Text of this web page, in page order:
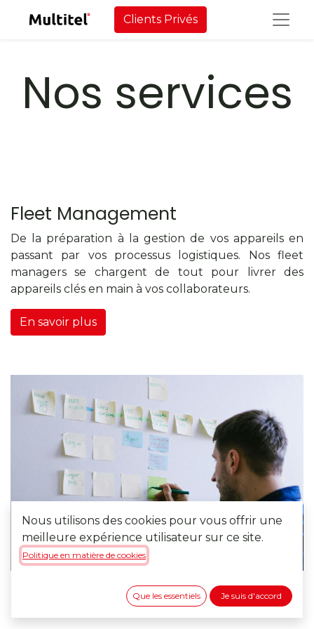
Clients Privés
Nos services
Fleet Management
De la préparation à la gestion de vos appareils en
passant par vos processus logistiques. Nos fleet
managers se chargent de tout pour livrer des
appareils clés en main à vos collaborateurs.
En savoir plus
Nous utilisons des cookies pour vous offrir une
meilleure expérience utilisateur sur ce site.
Politique en matière de cookies
Que les essentiels Je suis d'accord